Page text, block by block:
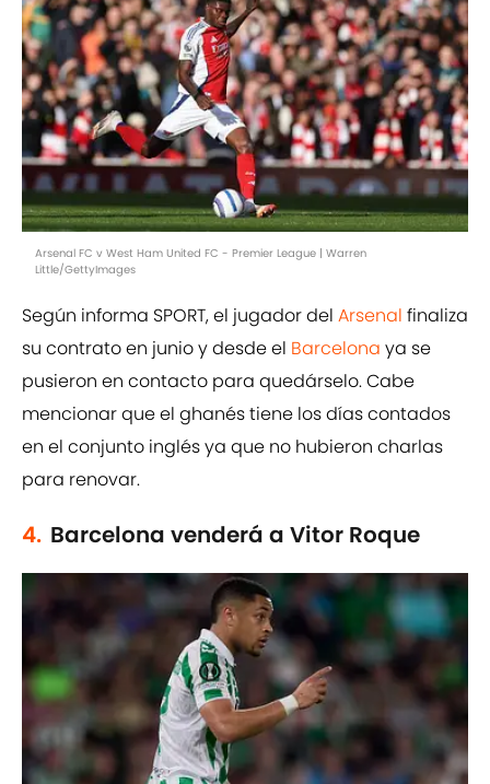
Arsenal FC v West Ham United FC - Premier League | Warren
Little/GettyImages
Según informa SPORT, el jugador del Arsenal finaliza
su contrato en junio y desde el Barcelona ya se
pusieron en contacto para quedárselo. Cabe
mencionar que el ghanés tiene los días contados
en el conjunto inglés ya que no hubieron charlas
para renovar.
4. Barcelona venderá a Vitor Roque